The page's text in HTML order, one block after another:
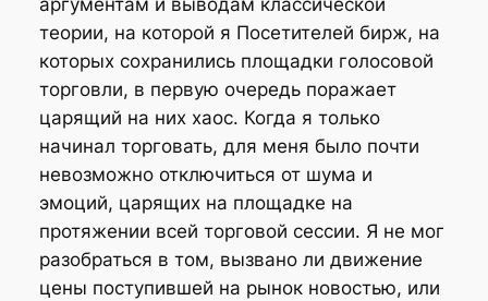
аргументам и выводам классической
теории, на которой я Посетителей бирж, на
которых сохранились площадки голосовой
торговли, в первую очередь поражает
царящий на них хаос. Когда я только
начинал торговать, для меня было почти
невозможно отключиться от шума и
эмоций, царящих на площадке на
протяжении всей торговой сессии. Я не мог
разобраться в том, вызвано ли движение
цены поступившей на рынок новостью, или